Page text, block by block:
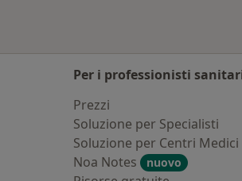
Per i professionisti
Prezzi
Soluzione per Specialisti
Soluzione per Centri Medici
Noa Notes
nuovo